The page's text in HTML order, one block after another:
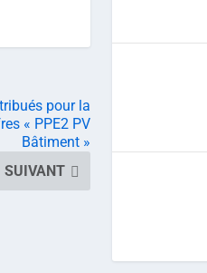
pour la
« PPE2 PV
Bâtiment »
SUIVANT